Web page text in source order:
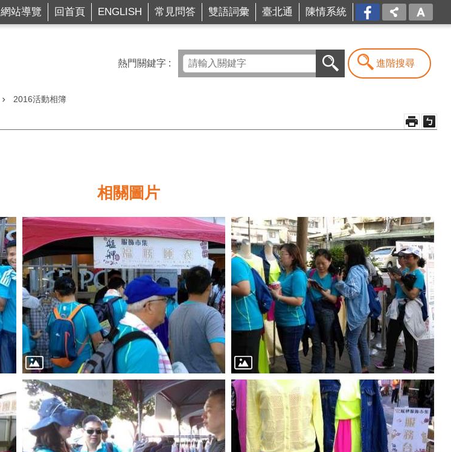
網站導覽 回首頁 ENGLISH 常見問答 雙語詞彙 臺北通 陳情系統 FB
熱門關鍵字 進階搜尋
2016活動相簿
相關圖片